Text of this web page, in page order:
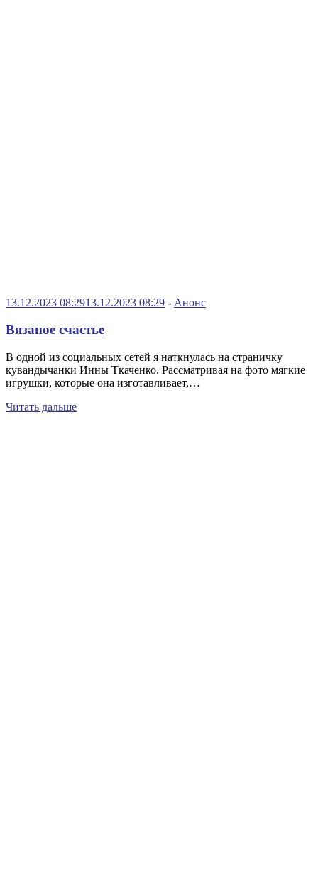
13.12.2023 08:2913.12.2023 08:29 - Анонс
Вязаное счастье
В одной из социальных сетей я наткнулась на страничку
кувандычанки Инны Ткаченко. Рассматривая на фото мягкие
игрушки, которые она изготавливает,…
Читать дальше